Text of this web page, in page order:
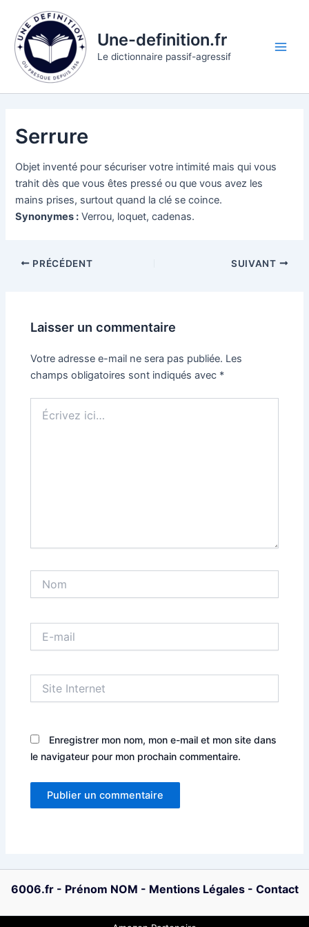
contenu
Une-definition.fr
Le dictionnaire passif-agressif
Serrure
Objet inventé pour sécuriser votre intimité mais qui vous
trahit dès que vous êtes pressé ou que vous avez les
mains prises, surtout quand la clé se coince.
Synonymes : Verrou, loquet, cadenas.
PRÉCÉDENT SUIVANT
Laisser un commentaire
Votre adresse e-mail ne sera pas publiée. Les
champs obligatoires sont indiqués avec *
ici…
mail
Internet
Enregistrer mon nom, mon e-mail et mon site dans
le navigateur pour mon prochain commentaire.
6006.fr- Prénom NOM - Mentions Légales- Contact